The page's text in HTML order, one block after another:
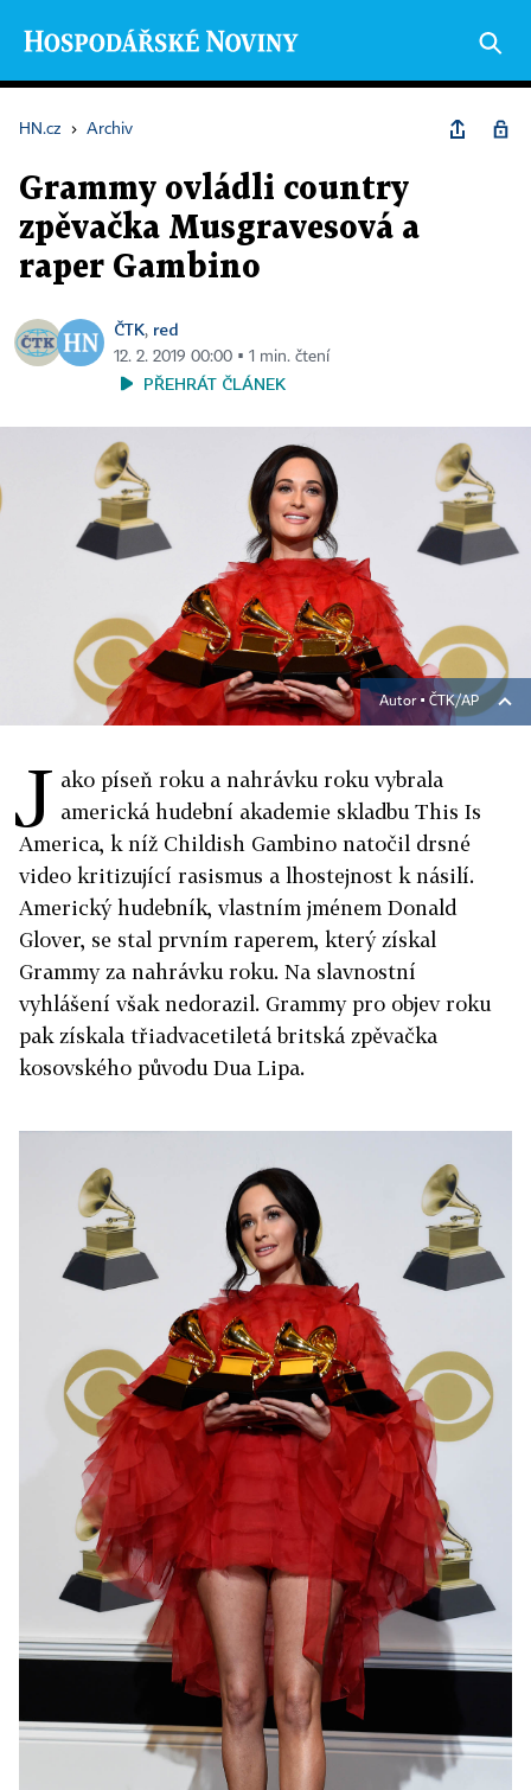
HN.cz › Archiv
Grammy ovládli country
zpěvačka Musgravesová a
raper Gambino
ČTK, red
12. 2. 2019 00:00 ▪ 1 min. čtení
PŘEHRÁT ČLÁNEK
Autor ▪ ČTK/AP
J ako píseň roku a nahrávku roku vybrala
americká hudební akademie skladbu This Is
America, k níž Childish Gambino natočil drsné
video kritizující rasismus a lhostejnost k násilí.
Americký hudebník, vlastním jménem Donald
Glover, se stal prvním raperem, který získal
Grammy za nahrávku roku. Na slavnostní
vyhlášení však nedorazil. Grammy pro objev roku
pak získala třiadvacetiletá britská zpěvačka
kosovského původu Dua Lipa.